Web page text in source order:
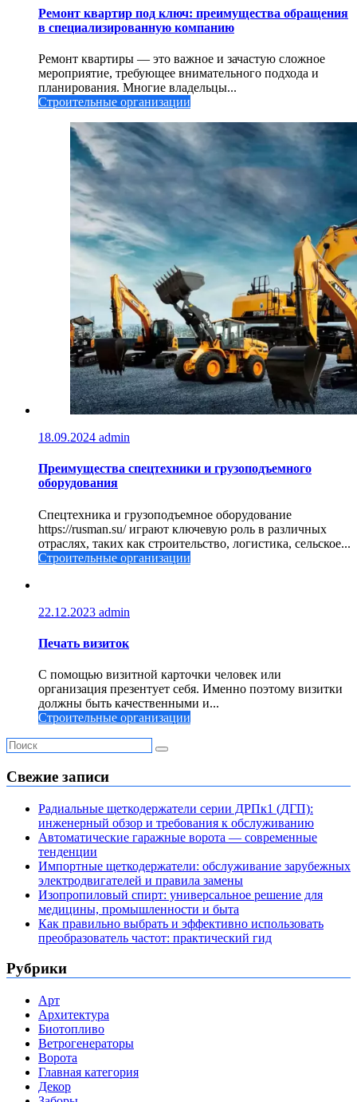
Ремонт квартир под ключ: преимущества обращения
в специализированную компанию
Ремонт квартиры — это важное и зачастую сложное
мероприятие, требующее внимательного подхода и
планирования. Многие владельцы...
Строительные организации
18.09.2024 admin
Преимущества спецтехники и грузоподъемного
оборудования
Спецтехника и грузоподъемное оборудование
https://rusman.su/ играют ключевую роль в различных
отраслях, таких как строительство, логистика, сельское...
Строительные организации
22.12.2023 admin
Печать визиток
С помощью визитной карточки человек или
организация презентует себя. Именно поэтому визитки
должны быть качественными и...
Строительные организации
Свежие записи
Радиальные щеткодержатели серии ДРПк1 (ДГП):
инженерный обзор и требования к обслуживанию
Автоматические гаражные ворота — современные
тенденции
Импортные щеткодержатели: обслуживание зарубежных
электродвигателей и правила замены
Изопропиловый спирт: универсальное решение для
медицины, промышленности и быта
Как правильно выбрать и эффективно использовать
преобразователь частот: практический гид
Рубрики
Арт
Архитектура
Биотопливо
Ветрогенераторы
Ворота
Главная категория
Декор